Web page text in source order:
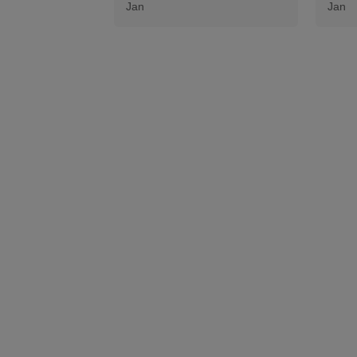
Jan Jan